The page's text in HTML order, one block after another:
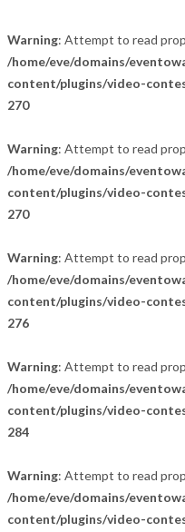
Warning: Attempt to read
/home/eve/domains/
content/plugins/video-
270
Warning: Attempt to read
/home/eve/domains/
content/plugins/video-
270
Warning: Attempt to read
/home/eve/domains/
content/plugins/video-
276
Warning: Attempt to read
/home/eve/domains/
content/plugins/video-
284
Warning: Attempt to read
/home/eve/domains/
content/plugins/video-